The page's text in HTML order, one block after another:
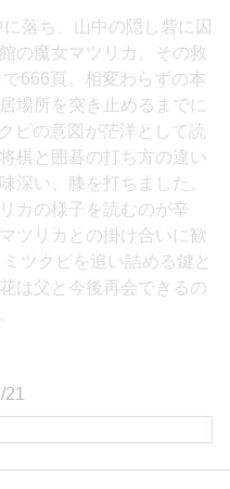
落ち、山中の隠し砦に囚
の魔女マツリカ。その救
666頁。相変わらずの本
場所を突き止めるまでに
ビの意図が茫洋として読
棋と囲碁の打ち方の違い
深い、膝を打ちました。
カの様子を読むのが辛
ツリカとの掛け合いに歓
ツクビを追い詰める鍵と
は父と今後再会できるの